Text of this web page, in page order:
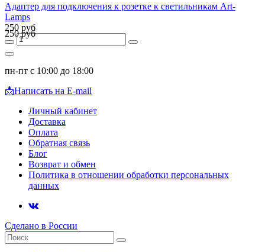
Адаптер для подключения к розетке к светильникам Art-
Lamps
250 руб
250 руб
пн-пт с 10:00 до 18:00
📩Написать на E-mail
Личный кабинет
Доставка
Оплата
Обратная связь
Блог
Возврат и обмен
Политика в отношении обработки персональных
данных
Сделано в России